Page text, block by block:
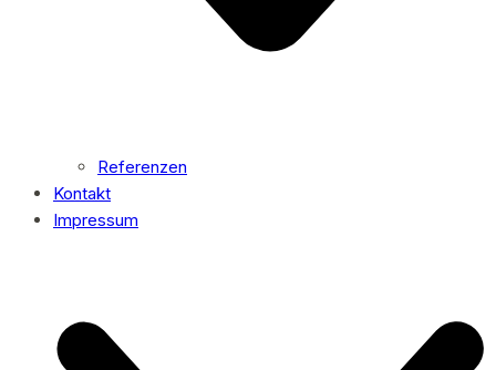
Referenzen
Kontakt
Impressum